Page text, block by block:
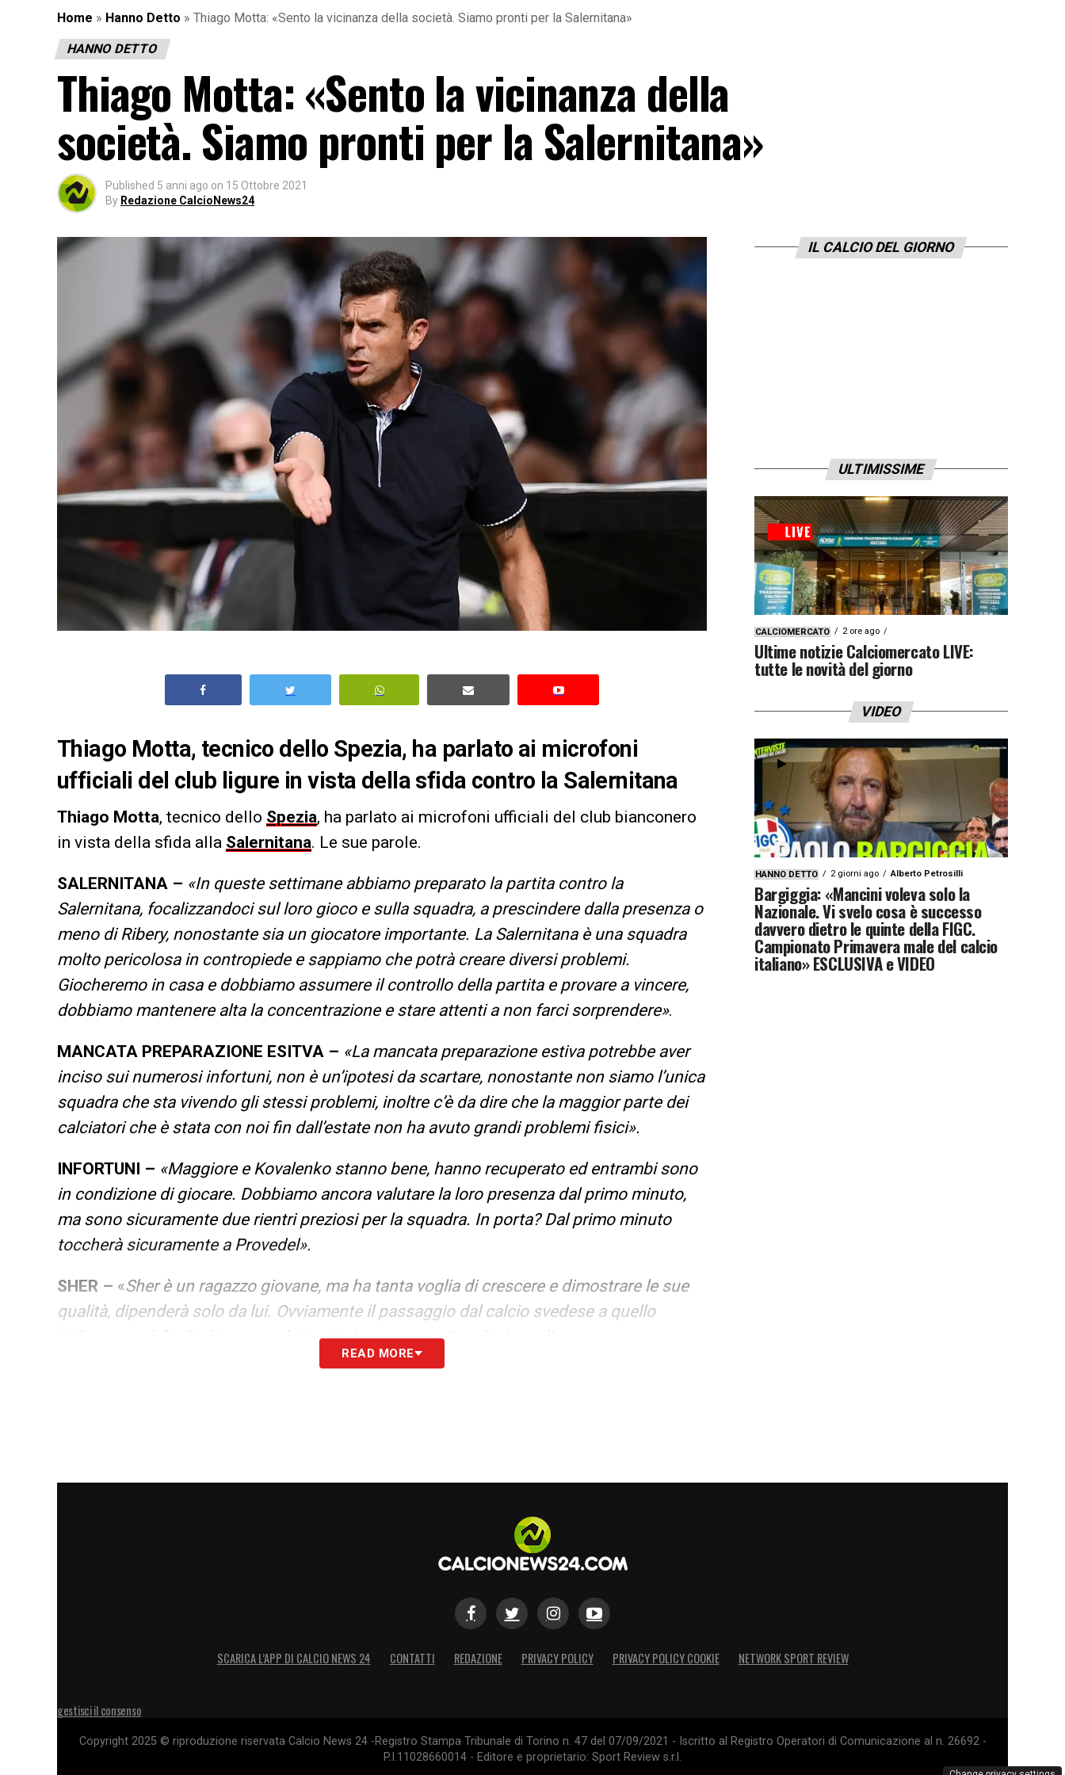
Home » Hanno Detto » Thiago Motta: «Sento la vicinanza della società. Siamo pronti per la Salernitana»
HANNO DETTO
Thiago Motta: «Sento la vicinanza della
società. Siamo pronti per la Salernitana»
Published 5 anni ago on 15 Ottobre 2021
By Redazione CalcioNews24
Thiago Motta, tecnico dello Spezia, ha parlato ai microfoni
ufficiali del club ligure in vista della sfida contro la Salernitana
Thiago Motta, tecnico dello Spezia, ha parlato ai microfoni ufficiali del club bianconero
in vista della sfida alla Salernitana. Le sue parole.
SALERNITANA – «In queste settimane abbiamo preparato la partita contro la
Salernitana, focalizzandoci sul loro gioco e sulla squadra, a prescindere dalla presenza o
meno di Ribery, nonostante sia un giocatore importante. La Salernitana è una squadra
molto pericolosa in contropiede e sappiamo che potrà creare diversi problemi.
Giocheremo in casa e dobbiamo assumere il controllo della partita e provare a vincere,
dobbiamo mantenere alta la concentrazione e stare attenti a non farci sorprendere».
MANCATA PREPARAZIONE ESITVA – «La mancata preparazione estiva potrebbe aver
inciso sui numerosi infortuni, non è un’ipotesi da scartare, nonostante non siamo l’unica
squadra che sta vivendo gli stessi problemi, inoltre c’è da dire che la maggior parte dei
calciatori che è stata con noi fin dall’estate non ha avuto grandi problemi fisici».
INFORTUNI – «Maggiore e Kovalenko stanno bene, hanno recuperato ed entrambi sono
in condizione di giocare. Dobbiamo ancora valutare la loro presenza dal primo minuto,
ma sono sicuramente due rientri preziosi per la squadra. In porta? Dal primo minuto
toccherà sicuramente a Provedel».
SHER – «Sher è un ragazzo giovane, ma ha tanta voglia di crescere e dimostrare le sue
qualità, dipenderà solo da lui. Ovviamente il passaggio dal calcio svedese a quello
italiano non è facile, bisogna adattarsi e imparare un tipo di gioco diverso, ma sono
contento di quello che ho visto in campo a Verona, ha gestito molto bene il suo esordio
umanamente, nei momenti di difficoltà ci siamo sempre confrontati ed è stato disposto
ancora crescere tantissimo e sono contento di avere in squadra un elemento come lui».
«Ho sentito molto la vicinanza e il sostegno della società in queste
settimane. Io sono alla ricerca del modo migliore per far giocare la squadra, solo così
potremo crescere e fare il bene del club, che è l’obiettivo principale mio e dello staff».
LA PLAYLIST DELLE NOSTRE TOP NEWS
READ MORE
IL CALCIO DEL GIORNO
ULTIMISSIME
CALCIOMERCATO 2 ore ago
Ultime notizie Calciomercato LIVE:
tutte le novità del giorno
VIDEO
HANNO DETTO 2 giorni ago Alberto Petrosilli
Bargiggia: «Mancini voleva solo la
Nazionale. Vi svelo cosa è successo
davvero dietro le quinte della FIGC.
Campionato Primavera male del calcio
italiano» ESCLUSIVA e VIDEO
SCARICA L’APP DI CALCIO NEWS 24 CONTATTI REDAZIONE PRIVACY POLICY PRIVACY POLICY COOKIE NETWORK SPORT REVIEW
gestisci il consenso
Copyright 2025 © riproduzione riservata Calcio News 24 -Registro Stampa Tribunale di Torino n. 47 del 07/09/2021 - Iscritto al Registro Operatori di Comunicazione al n. 26692 -
P.I.11028660014 - Editore e proprietario: Sport Review s.r.l.